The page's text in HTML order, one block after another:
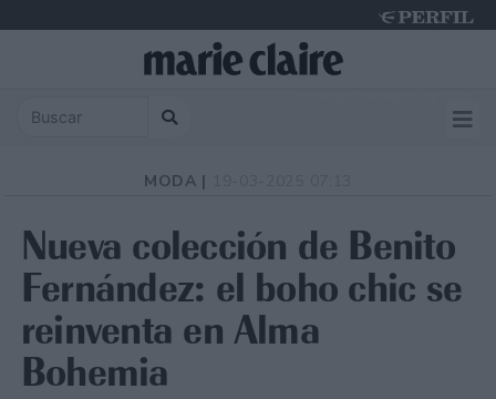
MODA |
Nueva colección de Benito
Fernández: el boho chic se
reinventa en Alma
Bohemia